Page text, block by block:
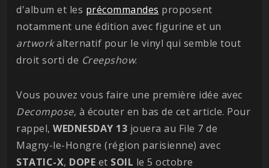
d'album et les précommandes proposent
notamment une édition avec figurine et un
artworkalternatif pour le vinyl qui semble tout
droit sorti de Creepshow.
Vous pouvez vous faire une première idée avec
Decompose, à écouter en bas de cet article. Pour
rappel, WEDNESDAY 13 jouera au File 7 de
Magny-le-Hongre (région parisienne) avec
STATIC-X, DOPE et SOIL le 5 octobre